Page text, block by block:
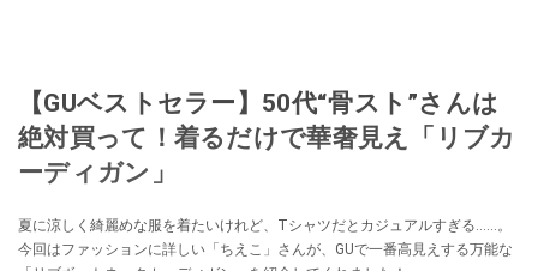
【GUベストセラー】50代“骨スト”さんは
絶対買って！着るだけで華奢見え「リブカ
ーディガン」
夏に涼しく綺麗めな服を着たいけれど、Tシャツだとカジュアルすぎる……。
今回はファッションに詳しい「ちえこ」さんが、GUで一番高見えする万能な